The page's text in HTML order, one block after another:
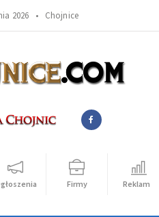
2026 • Chojnice
Firmy Reklama